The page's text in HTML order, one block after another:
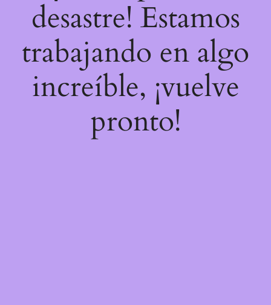
desastre! Estamos
trabajando en algo
increíble, ¡vuelve
pronto!